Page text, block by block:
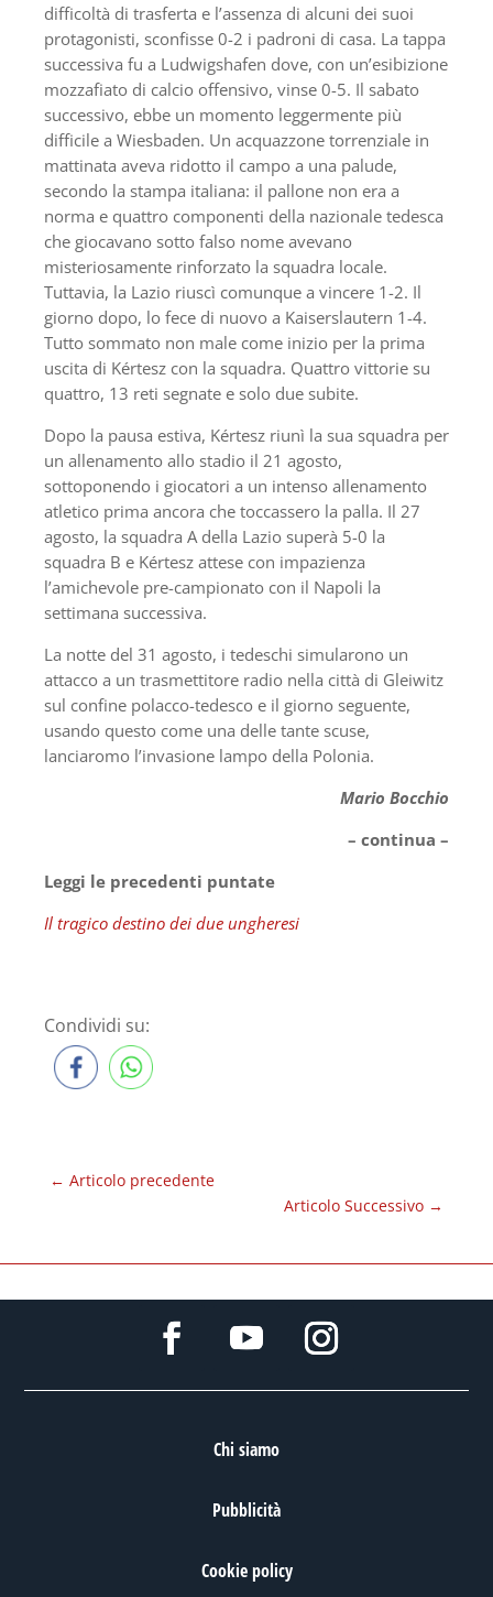
difficoltà di trasferta e l’assenza di alcuni dei suoi
protagonisti, sconfisse 0-2 i padroni di casa. La tappa
successiva fu a Ludwigshafen dove, con un’esibizione
mozzafiato di calcio offensivo, vinse 0-5. Il sabato
successivo, ebbe un momento leggermente più
difficile a Wiesbaden. Un acquazzone torrenziale in
mattinata aveva ridotto il campo a una palude,
secondo la stampa italiana: il pallone non era a
norma e quattro componenti della nazionale tedesca
che giocavano sotto falso nome avevano
misteriosamente rinforzato la squadra locale.
Tuttavia, la Lazio riuscì comunque a vincere 1-2. Il
giorno dopo, lo fece di nuovo a Kaiserslautern 1-4.
Tutto sommato non male come inizio per la prima
uscita di Kértesz con la squadra. Quattro vittorie su
quattro, 13 reti segnate e solo due subite.
Dopo la pausa estiva, Kértesz riunì la sua squadra per
un allenamento allo stadio il 21 agosto,
sottoponendo i giocatori a un intenso allenamento
atletico prima ancora che toccassero la palla. Il 27
agosto, la squadra A della Lazio superà 5-0 la
squadra B e Kértesz attese con impazienza
l’amichevole pre-campionato con il Napoli la
settimana successiva.
La notte del 31 agosto, i tedeschi simularono un
attacco a un trasmettitore radio nella città di Gleiwitz
sul confine polacco-tedesco e il giorno seguente,
usando questo come una delle tante scuse,
lanciaromo l’invasione lampo della Polonia.
Mario Bocchio
– continua –
Leggi le precedenti puntate
Il tragico destino dei due ungheresi
Condividi su:
← Articolo precedente
Articolo Successivo →
Chi siamo
Pubblicità
Cookie policy